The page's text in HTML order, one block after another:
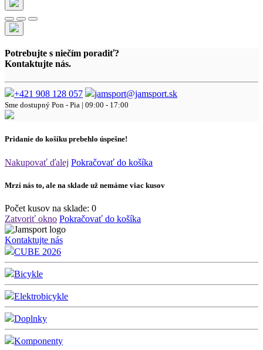
Potrebujte s niečím poradiť?
Kontaktujte nás.
+421 908 128 057 jamsport@jamsport.sk
Sme dostupný Pon - Pia | 09:00 - 17:00
Pridanie do košíku prebehlo úspešne!
Nakupovať ďalej Pokračovať do košíka
Mrzí nás to, ale na sklade už nemáme viac kusov
Počet kusov na sklade: 0
Zatvoriť okno Pokračovať do košíka
Kontaktujte nás
CUBE 2026
Bicykle
Elektrobicykle
Doplnky
Komponenty